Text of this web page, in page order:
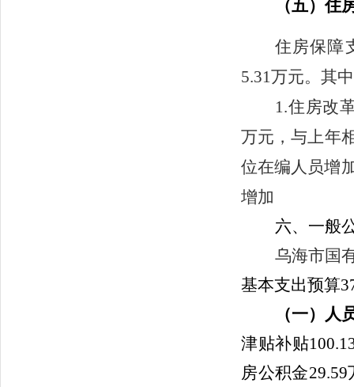
（五）住
住房保障
5.31万元。其
1.住房改
万元，与上年
位在编人员增
增加
六、一般
乌海市国
基本支出预算
（一）人
津贴补贴
房公积金29.59